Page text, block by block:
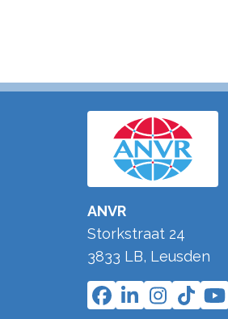
ANVR
Storkstraat 24
3833 LB, Leusden